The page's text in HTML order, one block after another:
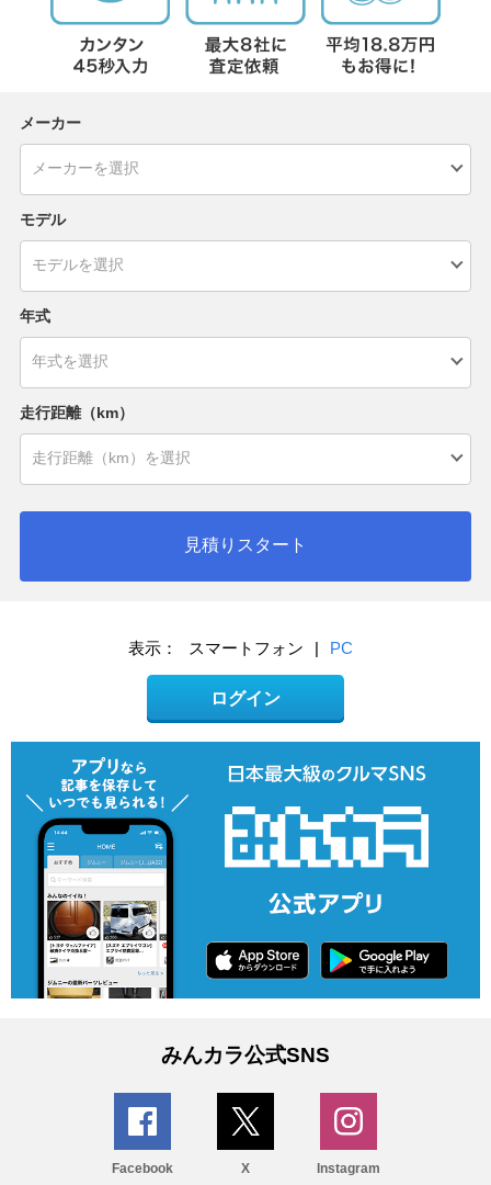
メーカー
モデル
年式
走行距離（km）
見積りスタート
表示： スマートフォン | PC
ログイン
みんカラ公式SNS
Facebook X Instagram